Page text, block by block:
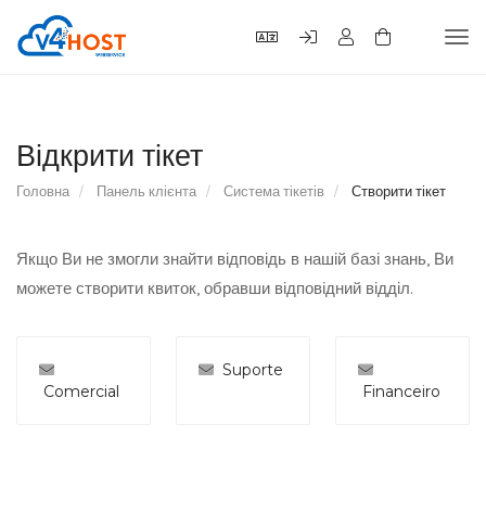
Відкрити тікет
Головна Панель клієнта Система тікетів Створити тікет
Якщо Ви не змогли знайти відповідь в нашій базі знань, Ви
можете створити квиток, обравши відповідний відділ.
Comercial
Suporte
Financeiro